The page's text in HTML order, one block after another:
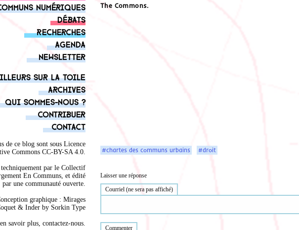
numériques
Débats
Recherches
Agenda
Newsletter
sur la toile
Archives
Qui sommes-nous ?
Contribuer
Contact
de ce blog sont sous Licence
Commons CC-BY-SA 4.0.
par le Collectif
En Communs, et édité
par une communauté ouverte.
graphique : Mirages
t & Inder by Sorkin Type
savoir plus, contactez-nous.
The Commons.
#chartes des communs urbains #droit
Laisser une réponse
Courriel (ne sera pas affiché)
Commenter